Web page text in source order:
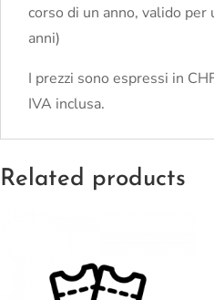
corso di un anno, valido
anni)
I prezzi sono espressi in
IVA inclusa.
Related products